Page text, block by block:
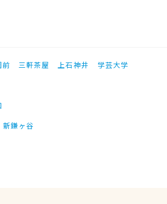
前 三軒茶屋 上石神井
学芸大学
新鎌ヶ谷